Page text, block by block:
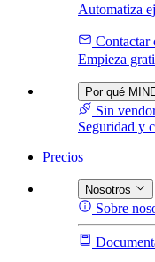
Automatiza
Contactar
Empieza
Por qué
Sin
Seguridad y
Precios
Nosotros
Sobre